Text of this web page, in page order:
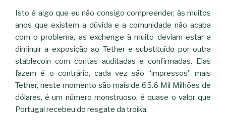
Isto é algo que eu não consigo compreender, às muitos
anos que existem a dúvida e a comunidade não acaba
com o problema, as exchenge à muito deviam estar a
diminuir a exposição ao Tether e substituído por outra
stablecoin com contas auditadas e confirmadas. Elas
fazem é o contrário, cada vez são “impressos” mais
Tether, neste momento são mais de 65.6 Mil Milhões de
dólares, é um número monstruoso, é quase o valor que
Portugal recebeu do resgate da troika.